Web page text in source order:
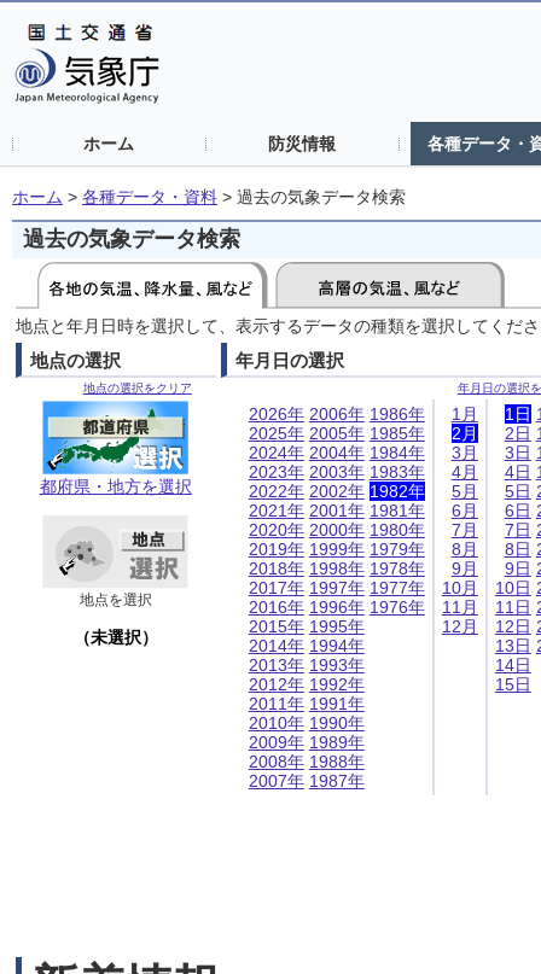
ホーム 防災情報 各種データ・
ホーム > 各種データ・資料 > 過去の気象データ検索
過去の気象データ検索
地点と年月日時を選択して、表示するデータの種類を選択してくだ
地点の選択
地点の選択をクリア
都府県・地方を選択
地点を選択
（未選択）
年月日の選択
年月日の選択
2026年
2025年
2024年
2023年
2022年
2021年
2020年
2019年
2018年
2017年
2016年
2015年
2014年
2013年
2012年
2011年
2010年
2009年
2008年
2007年
2006年
2005年
2004年
2003年
2002年
2001年
2000年
1999年
1998年
1997年
1996年
1995年
1994年
1993年
1992年
1991年
1990年
1989年
1988年
1987年
1986年
1985年
1984年
1983年
1982年
1981年
1980年
1979年
1978年
1977年
1976年
1月
2月
3月
4月
5月
6月
7月
8月
9月
10月
11月
12月
1日
2日
3日
4日
5日
6日
7日
8日
9日
10日
11日
12日
13日
14日
15日